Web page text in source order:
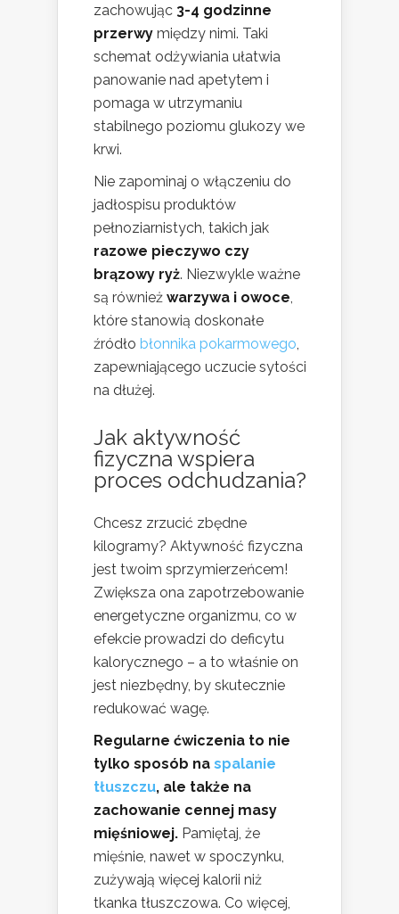
zachowując 3-4 godzinne
przerwy między nimi. Taki
schemat odżywiania ułatwia
panowanie nad apetytem i
pomaga w utrzymaniu
stabilnego poziomu glukozy we
krwi.
Nie zapominaj o włączeniu do
jadłospisu produktów
pełnoziarnistych, takich jak
razowe pieczywo czy
brązowy ryż. Niezwykle ważne
są również warzywa i owoce
które stanowią doskonałe
źródło błonnika pokarmowego
zapewniającego uczucie sytości
na dłużej.
Jak aktywność
fizyczna wspiera
proces odchudzania?
Chcesz zrzucić zbędne
kilogramy? Aktywność fizyczna
jest twoim sprzymierzeńcem!
Zwiększa ona zapotrzebowanie
energetyczne organizmu, co w
efekcie prowadzi do deficytu
kalorycznego – a to właśnie on
jest niezbędny, by skutecznie
redukować wagę.
Regularne ćwiczenia to nie
tylko sposób na spalanie
tłuszczu, ale także na
zachowanie cennej masy
mięśniowej. Pamiętaj, że
mięśnie, nawet w spoczynku,
zużywają więcej kalorii niż
tkanka tłuszczowa. Co więcej,